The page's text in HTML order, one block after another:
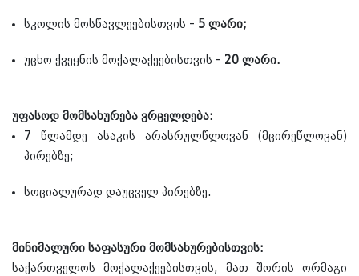
სკოლის მოსწავლეებისთვის - 5 ლარი;
უცხო ქვეყნის მოქალაქეებისთვის - 20 ლარი.
უფასოდ მომსახურება ვრცელდება:
7 წლამდე ასაკის არასრულწლოვან (მცირეწლოვან)
პირებზე;
სოციალურად დაუცველ პირებზე.
მინიმალური საფასური მომსახურებისთვის:
საქართველოს მოქალაქეებისთვის, მათ შორის ორმაგი